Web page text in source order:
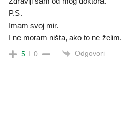
P.S.
Imam svoj mir.
I ne moram ništa, ako to ne želim.
5 0 Odgovori